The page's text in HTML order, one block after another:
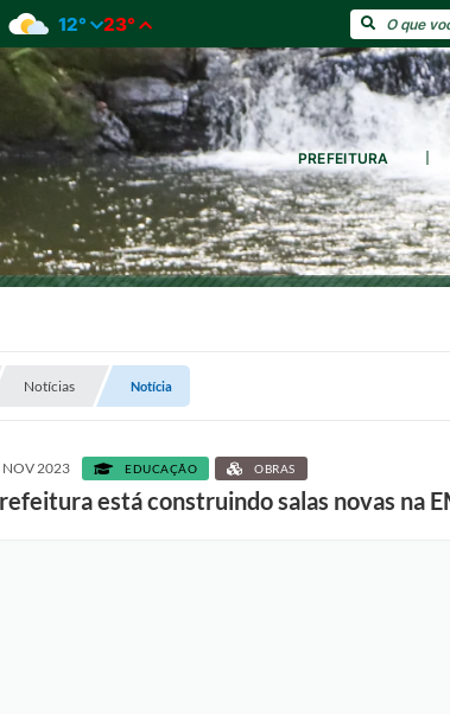
12° 23°
PREFEITURA
Notícias Notícia
NOV 2023 EDUCAÇÃO OBRAS
está construindo salas novas na